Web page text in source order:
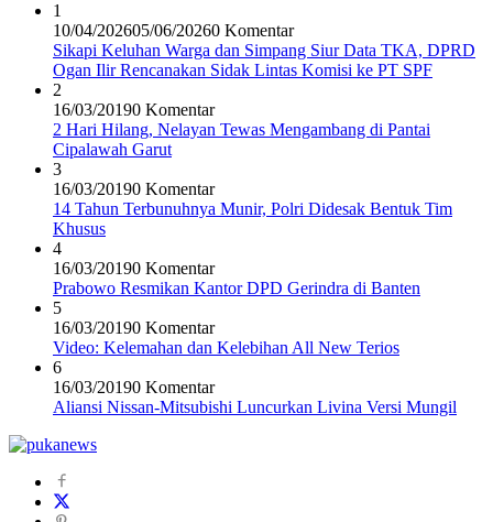
1
10/04/202605/06/20260 Komentar
Sikapi Keluhan Warga dan Simpang Siur Data TKA, DPRD
Ogan Ilir Rencanakan Sidak Lintas Komisi ke PT SPF
2
16/03/20190 Komentar
2 Hari Hilang, Nelayan Tewas Mengambang di Pantai
Cipalawah Garut
3
16/03/20190 Komentar
14 Tahun Terbunuhnya Munir, Polri Didesak Bentuk Tim
Khusus
4
16/03/20190 Komentar
Prabowo Resmikan Kantor DPD Gerindra di Banten
5
16/03/20190 Komentar
Video: Kelemahan dan Kelebihan All New Terios
6
16/03/20190 Komentar
Aliansi Nissan-Mitsubishi Luncurkan Livina Versi Mungil